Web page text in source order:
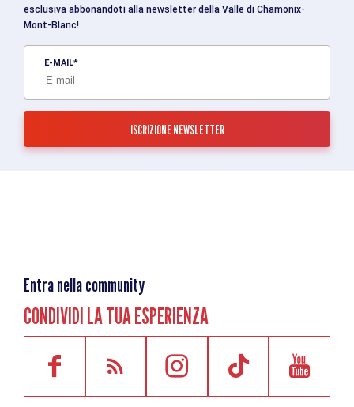
esclusiva abbonandoti alla newsletter della Valle di Chamonix-
Mont-Blanc!
E-MAIL
Entra nella community
CONDIVIDI LA TUA ESPERIENZA